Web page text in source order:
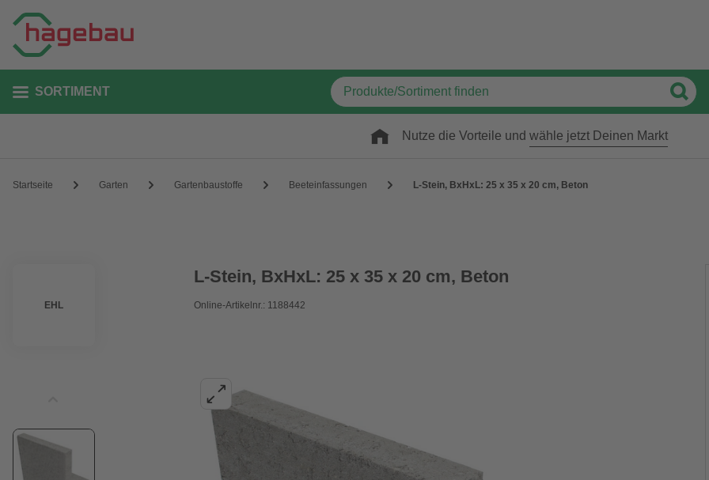
SORTIMENT
Nutze die Vorteile und wähle jetzt Deinen Markt
Startseite Garten Gartenbaustoffe Beeteinfassungen L-Stein, BxHxL: 25 x 35 x 20 cm, Beton
EHL
L-Stein, BxHxL: 25 x 35 x 20 cm, Beton
Online-Artikelnr.: 1188442